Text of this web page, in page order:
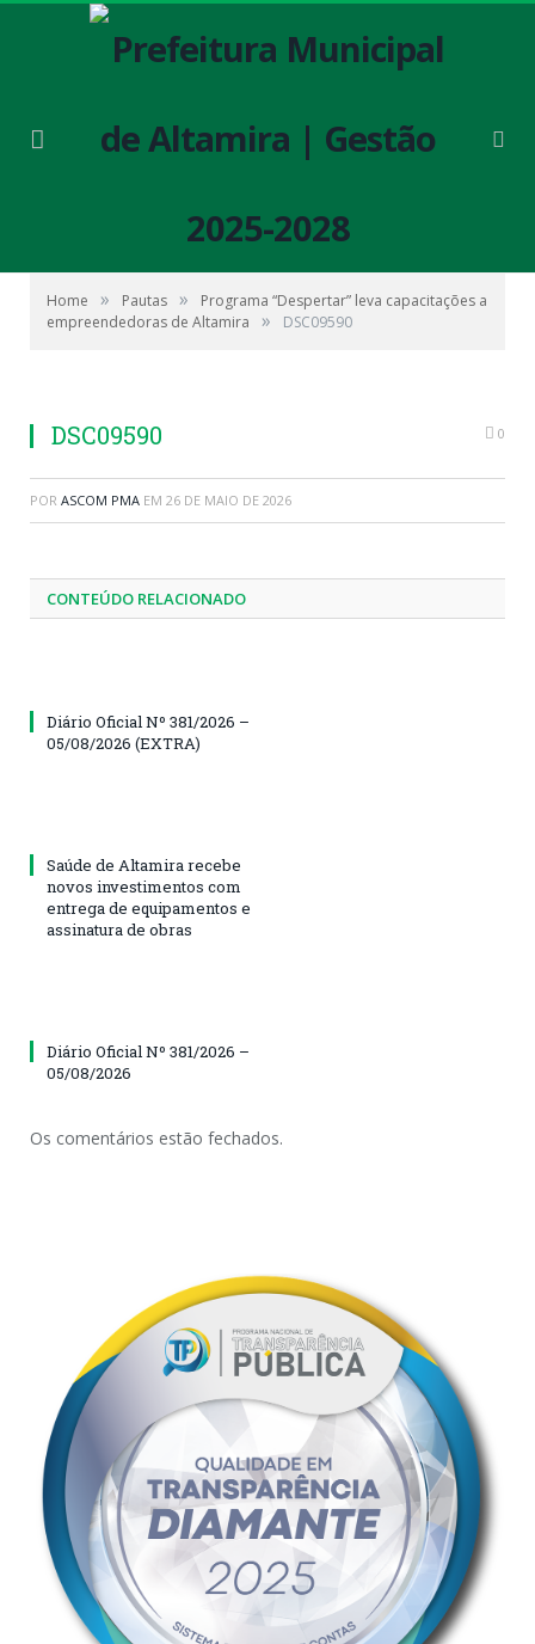
Home » Pautas »
Programa “Despertar” leva capacitações a
empreendedoras de Altamira
» DSC09590
DSC09590 0
POR ASCOM PMA EM 26 DE MAIO DE 2026
CONTEÚDO RELACIONADO
Diário Oficial Nº 381/2026 –
05/08/2026 (EXTRA)
Saúde de Altamira recebe
novos investimentos com
entrega de equipamentos e
assinatura de obras
Diário Oficial Nº 381/2026 –
05/08/2026
Os comentários estão fechados.